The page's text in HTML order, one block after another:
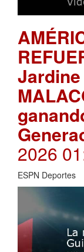
Jardine
2026
ESPN Deportes